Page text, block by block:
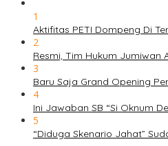
1
Aktifitas PETI Dompeng Di
2
Resmi, Tim Hukum Jumiwan
3
Baru Saja Grand Opening
4
Ini Jawaban SB “Si Oknum
5
“Diduga Skenario Jahat”